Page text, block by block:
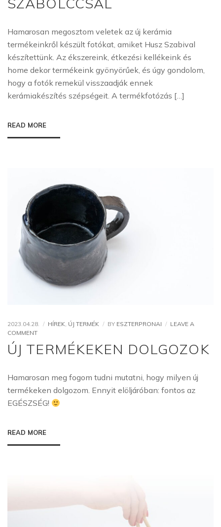
Hamarosan megosztom veletek az új kerámia
termékeinkről készült fotókat, amiket Husz Szabival
készítettünk. Az ékszereink, étkezési kellékeink és
home dekor termékeink gyönyörűek, és úgy gondolom,
hogy a fotók remekül visszaadják ennek
kerámiakészítés szépségeit. A termékfotózás […]
READ MORE
2023.04.28. HÍREK, ÚJ TERMÉK BY ESZTERPRONAI
LEAVE A
COMMENTON
TERMÉKEKEN
ÚJ TERMÉKEKEN DOLGOZOK
Hamarosan meg fogom tudni mutatni, hogy milyen új
termékeken dolgozom. Ennyit elöljáróban: fontos az
EGÉSZSÉG!
READ MORE